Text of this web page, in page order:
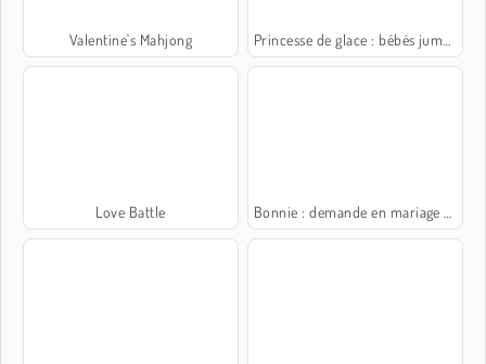
Valentine's Mahjong Princesse de glace : bébés jumeaux
Love Battle Bonnie : demande en mariage surprise